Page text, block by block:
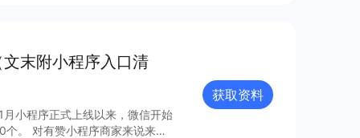
量分析末附小程序入口清
小程序正式上线以来，微信开始
个。 对有赞小程序商家来说来
获取资料